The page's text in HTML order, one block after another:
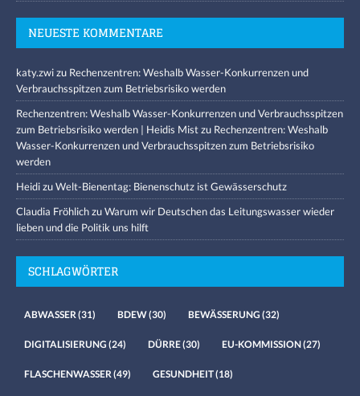
NEUESTE KOMMENTARE
katy.zwizu Rechenzentren: Weshalb Wasser-Konkurrenzen und
Verbrauchsspitzen zum Betriebsrisiko werden
Rechenzentren: Weshalb Wasser-Konkurrenzen und Verbrauchsspitzen
zum Betriebsrisiko werden | Heidis Mistzu Rechenzentren: Weshalb
Wasser-Konkurrenzen und Verbrauchsspitzen zum Betriebsrisiko
werden
HeidizuWelt-Bienentag: Bienenschutz ist Gewässerschutz
Claudia FröhlichzuWarum wir Deutschen das Leitungswasser wieder
lieben und die Politik uns hilft
SCHLAGWÖRTER
ABWASSER (31) BDEW(30) BEWÄSSERUNG (32)
DIGITALISIERUNG (24) DÜRRE(30) EU-KOMMISSION(27)
FLASCHENWASSER (49) GESUNDHEIT(18)